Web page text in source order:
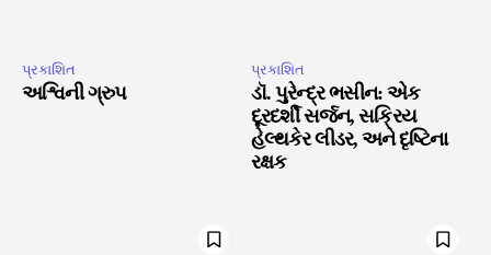
પ્રકાશિત
અશ્વિની ગ્રુપ
પ્રકાશિત
ડૉ. પુરેન્દ્ર ભસીન: એક
દૂરદર્શી સર્જન, સક્રિય
હેલ્થકેર લીડર, અને દૃષ્ટિના
રક્ષક